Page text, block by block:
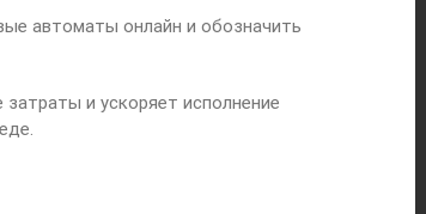
автоматы онлайн и обозначить
и ускоряет исполнение